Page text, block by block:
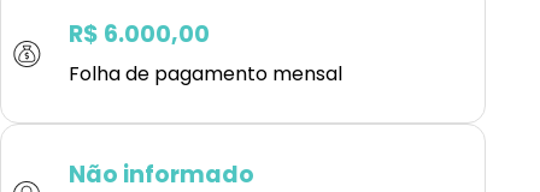
R$ 6.000,00
Folha de pagamento mensal
Não informado